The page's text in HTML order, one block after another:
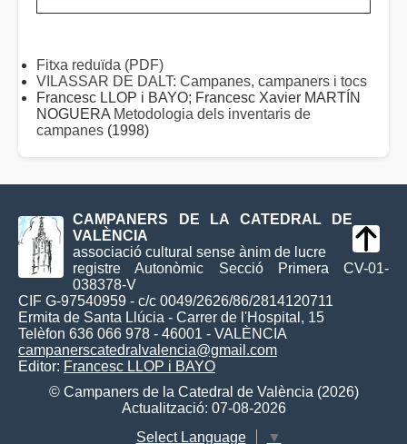
Fitxa reduïda (PDF)
VILASSAR DE DALT: Campanes, campaners i tocs
Francesc LLOP i BAYO; Francesc Xavier MARTÍN
NOGUERA Metodologia dels inventaris de
campanes (1998)
CAMPANERS DE LA CATEDRAL DE
VALÈNCIA
associació cultural sense ànim de lucre
registre Autonòmic Secció Primera CV-01-
038378-V
CIF G-97540959 - c/c 0049/2626/86/2814120711
Ermita de Santa Llúcia - Carrer de l'Hospital, 15
Telèfon 636 066 978 - 46001 - VALÈNCIA
campanerscatedralvalencia@gmail.com
Editor: Francesc LLOP i BAYO
© Campaners de la Catedral de València (2026)
Actualització: 07-08-2026
Select Language
▼